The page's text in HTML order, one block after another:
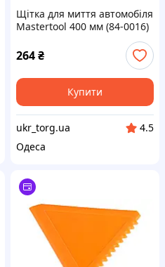
Щітка для миття автомобіля
Mastertool 400 мм (84-0016)
264₴
Купити
ukr_torg.ua
4.5
Одеса